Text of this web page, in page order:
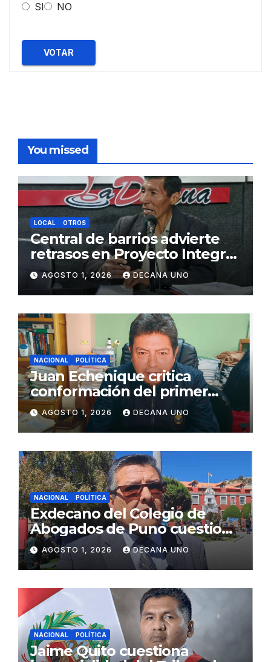
SI NO
VOTAR
You missed
LOCAL OTROS
Central de barrios advierte
retrasos en Proyecto Integral
de Agua y Alcantarillado para
Juliaca
AGOSTO 1, 2026 DECANA UNO
NACIONAL POLÍTICA
Juan Echenique critica
conformación del primer
gabinete ministerial de Keiko
Fujimori
AGOSTO 1, 2026 DECANA UNO
NACIONAL POLÍTICA
Exdecano del Colegio de
Abogados de Puno cuestiona
propuestas sobre seguridad
ciudadana
AGOSTO 1, 2026 DECANA UNO
NACIONAL POLÍTICA
Jaime Quito cuestiona